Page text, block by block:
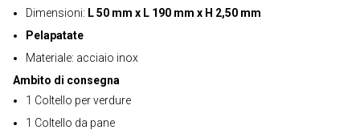
Dimensioni: L 50 mm x L 190 mm x H 2,50 mm
Pelapatate
Materiale: acciaio inox
Ambito di consegna
1 Coltello per verdure
1 Coltello da pane